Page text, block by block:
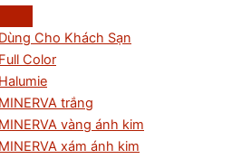
Cho Khách Sạn
Color
trắng
vàng ánh kim
xám ánh kim